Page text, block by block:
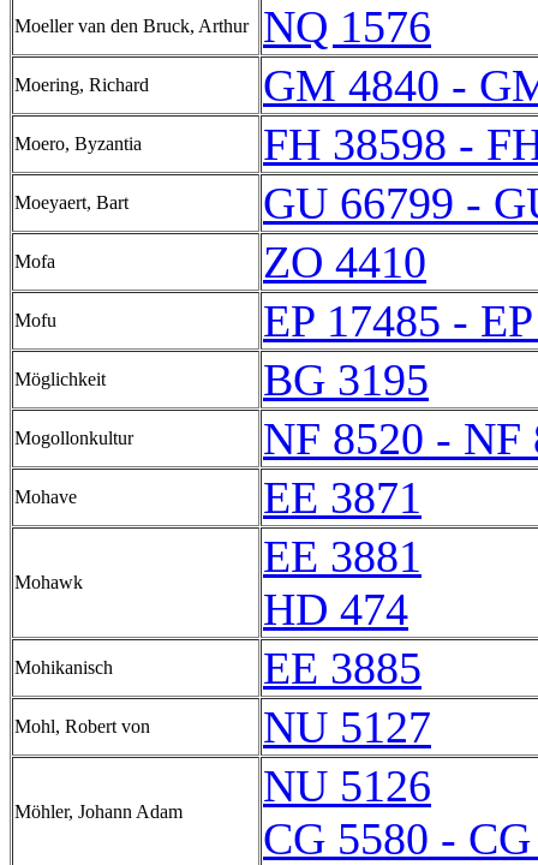
Moeller van den Bruck, Arthur NQ 1576
Moering, Richard GM 4840 -
Moero, Byzantia FH 38598 -
Moeyaert, Bart GU 66799 -
Mofa ZO 4410
Mofu EP 17485 -
Möglichkeit BG 3195
Mogollonkultur NF 8520 - NF
Mohave EE 3871
Mohawk
EE 3881
HD 474
Mohikanisch EE 3885
Mohl, Robert von NU 5127
Möhler, Johann Adam
NU 5126
CG 5580 -